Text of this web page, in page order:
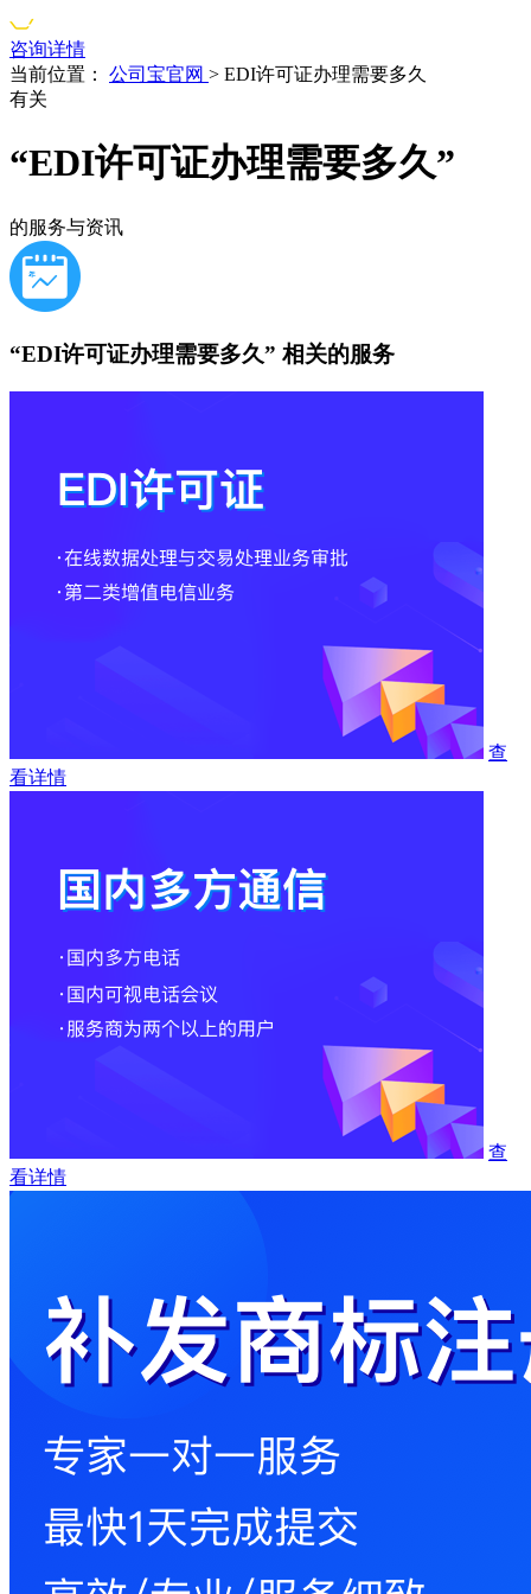
咨询详情
当前位置：
公司宝官网 > EDI许可证办理需要多久
有关
“EDI许可证办理需要多久”
的服务与资讯
“EDI许可证办理需要多久” 相关的服务
查
看详情
查
看详情